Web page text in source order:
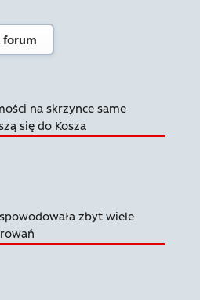
forum
na skrzynce same
się do Kosza
zbyt wiele